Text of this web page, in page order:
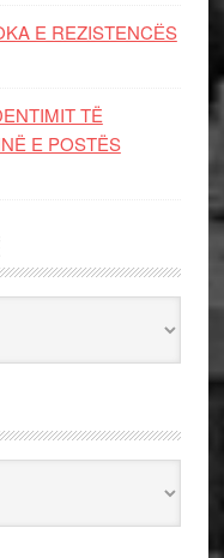
E REZISTENCЁS
TË
E POSTËS